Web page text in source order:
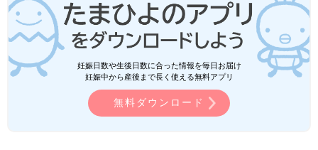
妊娠日数や生後日数に合った情報を毎日お届け
妊娠中から産後まで長く使える無料アプリ
無料ダウンロード